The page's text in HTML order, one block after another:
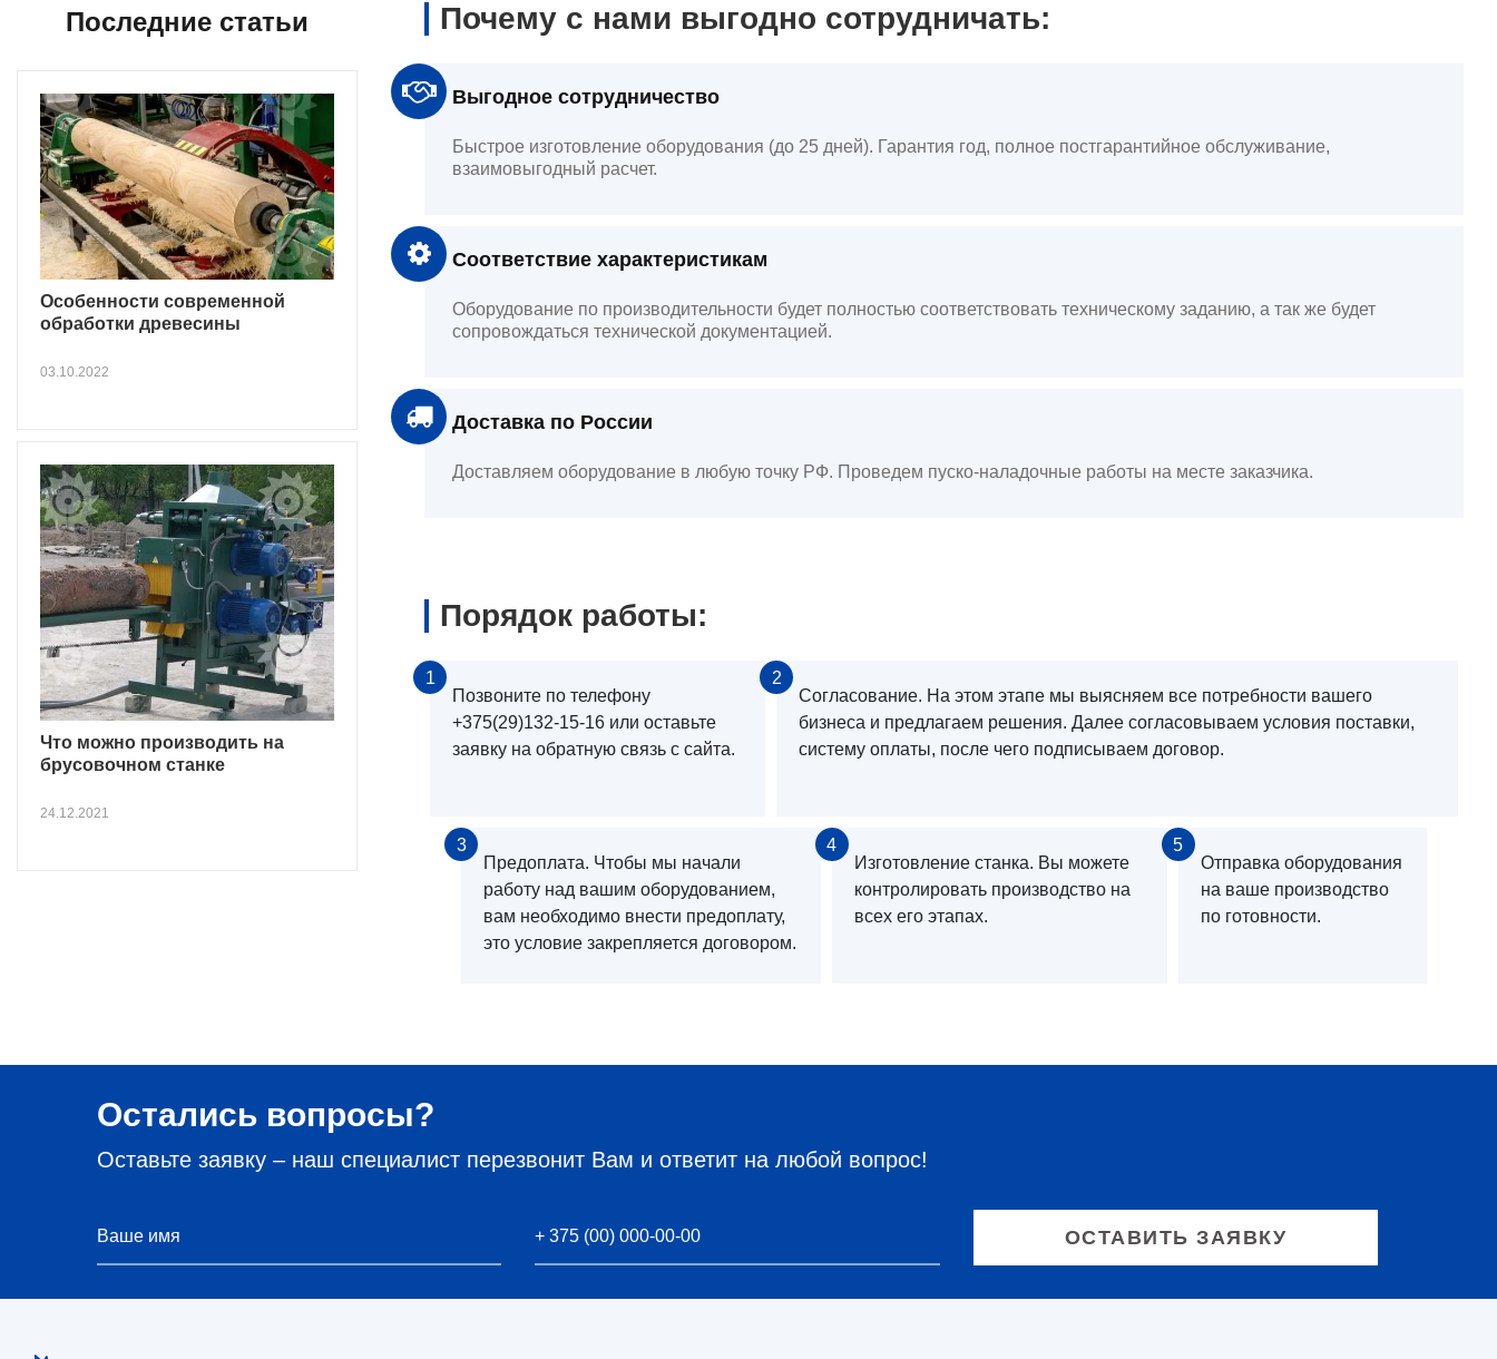
Последние статьи
Особенности современной
обработки древесины
03.10.2022
Что можно производить на
брусовочном станке
24.12.2021
Почему с нами выгодно сотрудничать:
Выгодное сотрудничество
Быстрое изготовление оборудования (до 25 дней). Гарантия год, полное постгарантийное обслуживание,
взаимовыгодный расчет.
Соответствие характеристикам
Оборудование по производительности будет полностью соответствовать техническому заданию, а так же будет
сопровождаться технической документацией.
Доставка по России
Доставляем оборудование в любую точку РФ. Проведем пуско-наладочные работы на месте заказчика.
Порядок работы:
1
Позвоните по телефону
+375(29)132-15-16 или оставьте
заявку на обратную связь с сайта.
2
Согласование. На этом этапе мы выясняем все потребности вашего
бизнеса и предлагаем решения. Далее согласовываем условия поставки,
систему оплаты, после чего подписываем договор.
3
Предоплата. Чтобы мы начали
работу над вашим оборудованием,
вам необходимо внести предоплату,
это условие закрепляется договором.
4
Изготовление станка. Вы можете
контролировать производство на
всех его этапах.
5
Отправка оборудования
на ваше производство
по готовности.
Остались вопросы?
Оставьте заявку – наш специалист перезвонит Вам и ответит на любой вопрос!